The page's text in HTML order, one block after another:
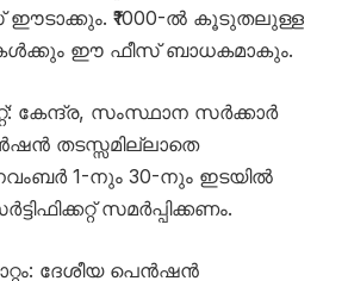
ഈടാക്കും. ₹1000-ൽ കൂടുതലുള്ള
ഈ ഫീസ് ബാധകമാകും.
കേന്ദ്ര, സംസ്ഥാന സർക്കാർ
തടസ്സമില്ലാതെ
1-നും 30-നും ഇടയിൽ
സമർപ്പിക്കണം.
ദേശീയ പെൻഷൻ